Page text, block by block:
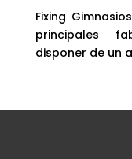
Fixing
principales
disponer de un